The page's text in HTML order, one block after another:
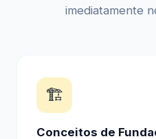
imediatamente
🏗️
Conceitos de